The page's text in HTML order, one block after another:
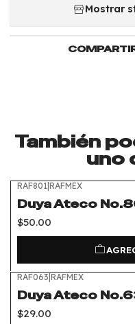
Mostrar
También
uno
RAF801| RAFMEX
Duya Ateco
$50.00
RAF063 RAFMEX
Duya Ateco
$29.00